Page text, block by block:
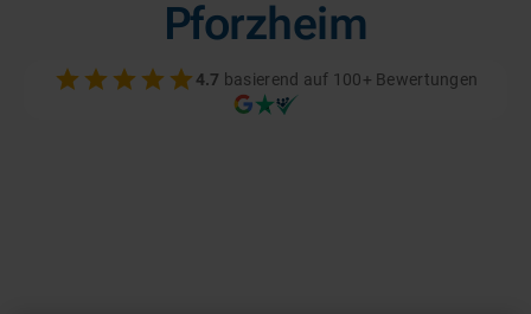
Pforzheim
4.7 basierend auf 100+ Bewertungen